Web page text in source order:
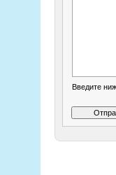
Введите